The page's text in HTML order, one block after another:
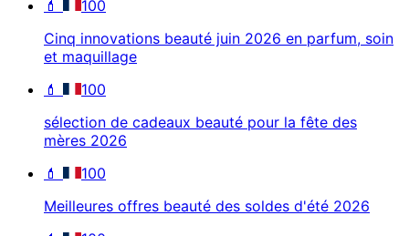
💄
100
Cinq innovations beauté juin 2026 en parfum, soin
et maquillage
💄
100
sélection de cadeaux beauté pour la fête des
mères 2026
💄
100
Meilleures offres beauté des soldes d'été 2026